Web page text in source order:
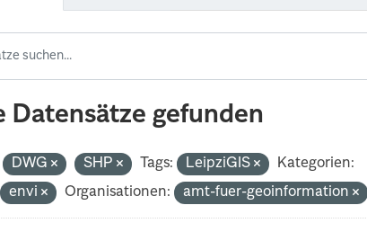
Datensätze gefunden
DWG SHP Tags: LeipziGIS
Kategorien:
envi Organisationen: amt-fuer-geoinformation